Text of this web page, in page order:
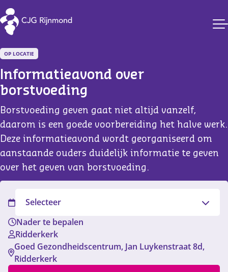
CJG Rijnmond
OP LOCATIE
Informatieavond over
borstvoeding
Borstvoeding geven gaat niet altijd vanzelf,
daarom is een goede voorbereiding het halve werk.
Deze informatieavond wordt georganiseerd om
aanstaande ouders duidelijk informatie te geven
over het geven van borstvoeding.
Selecteer
Nader te bepalen
Ridderkerk
Goed Gezondheidscentrum, Jan Luykenstraat 8d,
Ridderkerk